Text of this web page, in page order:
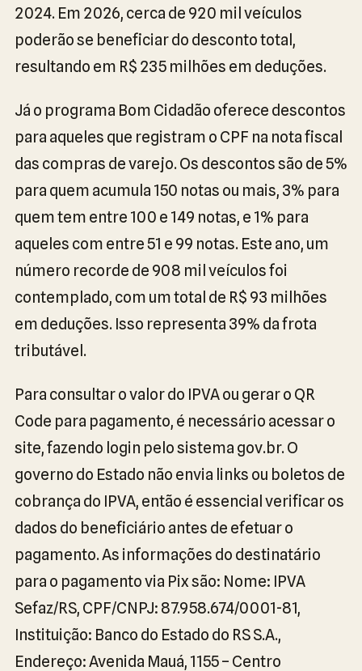
2024. Em 2026, cerca de 920 mil veículos
poderão se beneficiar do desconto total,
resultando em R$ 235 milhões em deduções.
Já o programa Bom Cidadão oferece descontos
para aqueles que registram o CPF na nota fiscal
das compras de varejo. Os descontos são de 5%
para quem acumula 150 notas ou mais, 3% para
quem tem entre 100 e 149 notas, e 1% para
aqueles com entre 51 e 99 notas. Este ano, um
número recorde de 908 mil veículos foi
contemplado, com um total de R$ 93 milhões
em deduções. Isso representa 39% da frota
tributável.
Para consultar o valor do IPVA ou gerar o QR
Code para pagamento, é necessário acessar o
site, fazendo login pelo sistema gov.br. O
governo do Estado não envia links ou boletos de
cobrança do IPVA, então é essencial verificar os
dados do beneficiário antes de efetuar o
pagamento. As informações do destinatário
para o pagamento via Pix são: Nome: IPVA
Sefaz/RS, CPF/CNPJ: 87.958.674/0001-81,
Instituição: Banco do Estado do RS S.A.,
Endereço: Avenida Mauá, 1155 – Centro